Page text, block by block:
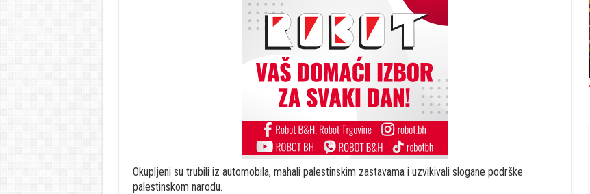
Okupljeni su trubili iz automobila, mahali palestinskim zastavama i uzvikivali slogane podrške
palestinskom narodu.